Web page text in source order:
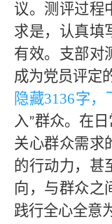
议。测评过程
求是，认真填
有效。支部对
成为党员评定
隐藏3136字，
入”群众。在
关心群众需求
的行动力，甚
向，与群众之
践行全心全意